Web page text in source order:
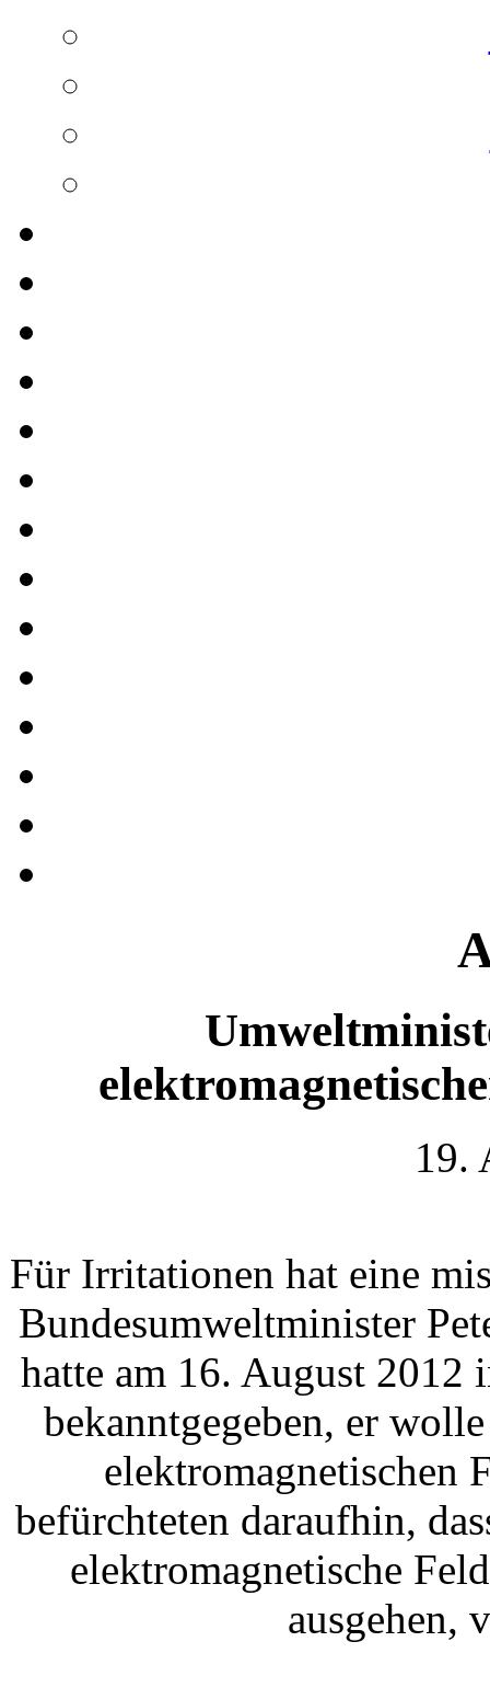
19.
Für Irritationen hat eine
Bundesumweltminister
hatte am 16. August 2012
bekanntgegeben, er
elektromagnetischen
befürchteten daraufhin,
elektromagnetische
ausgehen,